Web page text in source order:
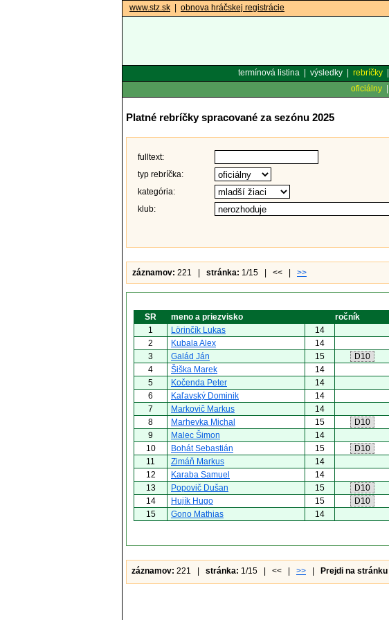
www.stz.sk obnova hráčskej registrácie
termínová listina| výsledky| rebríčky|
oficiálny|
Platné rebríčky spracované za sezónu 2025
fulltext:
typ rebríčka:
kategória:
klub:
záznamov: 221 | stránka: 1/15 | << | >>
SR meno a priezvisko ročník
1
Lörinčík Lukas 14
2 Kubala Alex 14
3 Galád Ján 15 D10
4 Šiška Marek 14
5 Kočenda Peter 14
6 Kaľavský Dominik 14
7 Markovič Markus 14
8 Marhevka Michal 15 D10
9 Malec Šimon 14
10 Bohát Sebastián 15 D10
11 Zimáň Markus 14
12 Karaba Samuel 14
13 Popovič Dušan 15 D10
14 Hujík Hugo 15 D10
15 Gono Mathias 14
záznamov: 221 | stránka: 1/15 | << | >> Prejdi na stránku